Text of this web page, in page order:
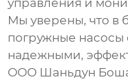
управления и
Мы уверены, что
погружные насосы
надежными,
ООО Шаньдун